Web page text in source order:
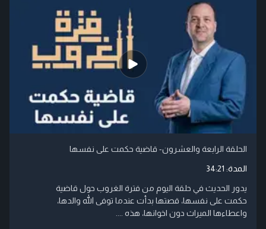
الحلقة الرابعة والعشرون- قاضية حكمت على نفسها
المدة: 34:21
يدور الحديث في حلقة اليوم من فترة الغروب حول قاضية
حكمت على نفسها، قصتها بدأت عندما توفى الله والدها،
واعطاءها الميراث دون اخوانها، هذه ....